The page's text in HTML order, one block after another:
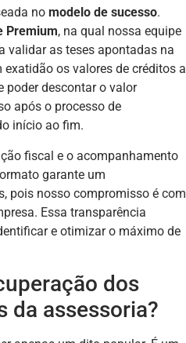
no modelo de sucesso.
Premium, na qual nossa equipe
validar as teses apontadas na
os valores de créditos a
poder descontar o valor
após o processo de
início ao fim.
fiscal e o acompanhamento
garante um
pois nosso compromisso é com
Essa transparência
e otimizar o máximo de
dos
da assessoria?